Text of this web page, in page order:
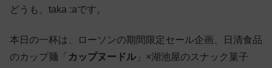
どうも、taka :aです。
本日の一杯は、ローソンの期間限定セール企画、日清食品
のカップ麺「 カップヌードル」×湖池屋のスナック菓子